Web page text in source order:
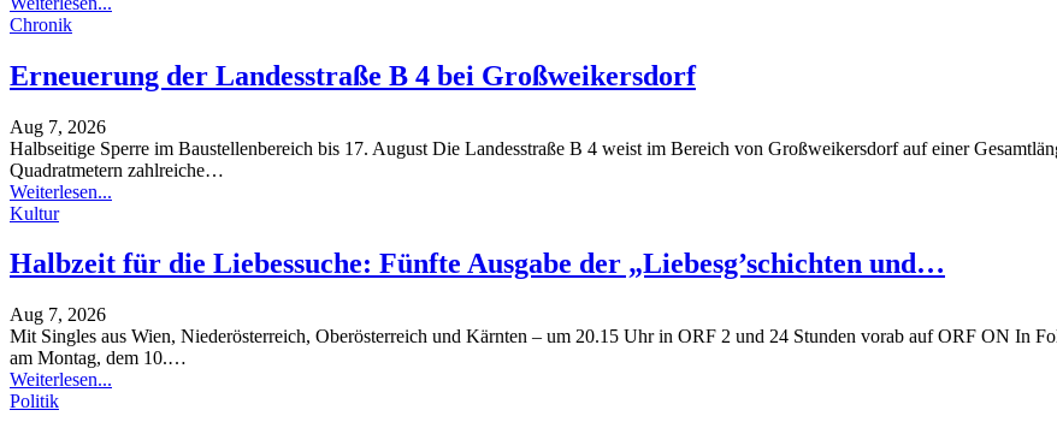
Chronik
Erneuerung der Landesstraße B 4 bei Großweikersdorf
Aug 7, 2026
Halbseitige Sperre im Baustellenbereich bis 17. August Die Landesstraße B 4 weist im Bereich von Großweikersdorf auf einer
Quadratmetern zahlreiche…
Weiterlesen...
Kultur
Halbzeit für die Liebessuche: Fünfte Ausgabe der „Liebesg’schichten und…
Aug 7, 2026
Mit Singles aus Wien, Niederösterreich, Oberösterreich und Kärnten – um 20.15 Uhr in ORF 2 und 24 Stunden vorab auf ORF ON In
am Montag, dem 10.…
Weiterlesen...
Politik